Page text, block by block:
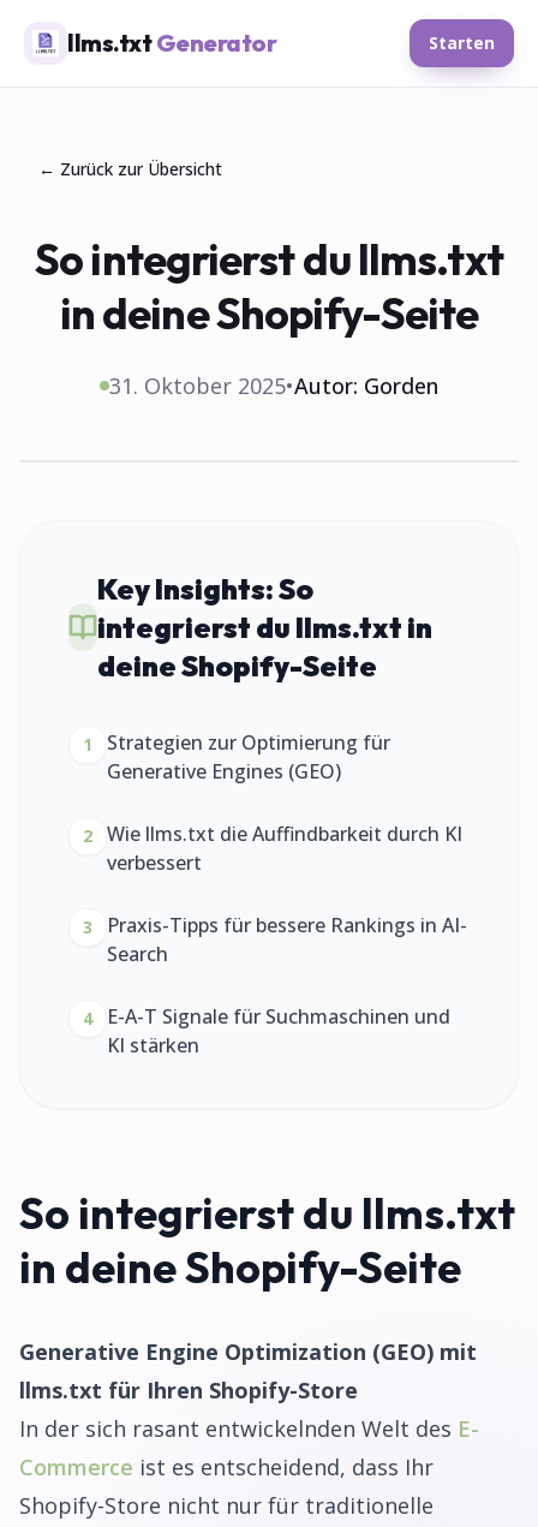
llms.txtGenerator Starten
← Zurück zur Übersicht
So integrierst du llms.txt
in deine Shopify-Seite
31. Oktober 2025•Autor: Gorden
Key Insights:So
integrierst du llms.txt in
deine Shopify-Seite
1
Strategien zur Optimierung für
Generative Engines (GEO)
2
Wie llms.txt die Auffindbarkeit durch KI
verbessert
3
Praxis-Tipps für bessere Rankings in AI-
Search
4
E-A-T Signale für Suchmaschinen und
KI stärken
So integrierst du llms.txt
in deine Shopify-Seite
Generative Engine Optimization (GEO) mit
llms.txt für Ihren Shopify-Store
In der sich rasant entwickelnden Welt des E-
Commerce ist es entscheidend, dass Ihr
Shopify-Store nicht nur für traditionelle